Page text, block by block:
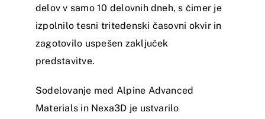
delov v samo 10 delovnih dneh, s čimer je
izpolnilo tesni tritedenski časovni okvir in
zagotovilo uspešen zaključek
predstavitve.
Sodelovanje med Alpine Advanced
Materials in Nexa3D je ustvarilo